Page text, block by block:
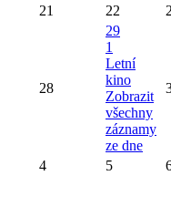
21 22
28
29
1
Letní
kino
Zobrazit
všechny
záznamy
ze dne
4 5